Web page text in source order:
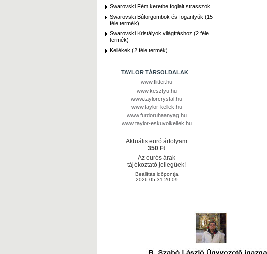
Swarovski Fém keretbe foglalt strasszok
Swarovski Bútorgombok és fogantyúk (15
féle termék)
Swarovski Kristályok világításhoz (2 féle
termék)
Kellékek (2 féle termék)
TAYLOR TÁRSOLDALAK
www.flitter.hu
www.kesztyu.hu
www.taylorcrystal.hu
www.taylor-kellek.hu
www.furdoruhaanyag.hu
www.taylor-eskuvoikellek.hu
Aktuális euró árfolyam
350 Ft
Az eurós árak
tájékoztató jellegűek!
Beállítás időpontja
2026.05.31 20:09